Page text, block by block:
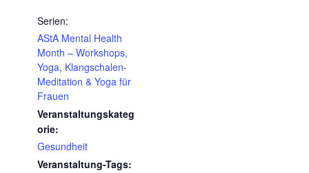
Serien:
AStA Mental Health
Month – Workshops,
Yoga, Klangschalen-
Meditation & Yoga für
Frauen
Veranstaltungskateg
orie:
Gesundheit
Veranstaltung-Tags: